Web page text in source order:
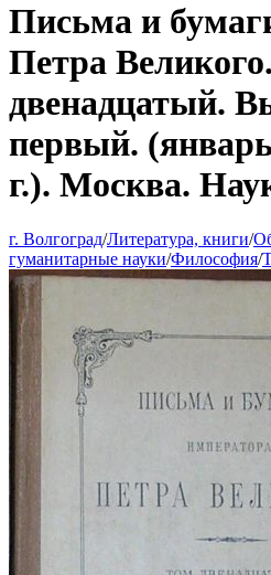
Письма и
Петра
двенадцатый.
первый.
г.). Москва.
г. Волгоград/Литература, книги/
гуманитарные науки/Философия/